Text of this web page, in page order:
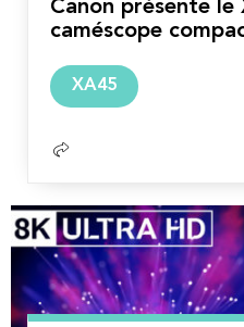
Canon présente
caméscope
XA45